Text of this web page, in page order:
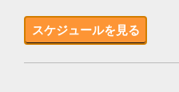
スケジュールを見る